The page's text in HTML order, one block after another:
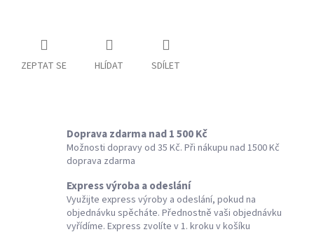
ZEPTAT SE HLÍDAT SDÍLET
Doprava zdarma nad 1 500 Kč
Možnosti dopravy od 35 Kč. Při nákupu nad 1500 Kč
doprava zdarma
Express výroba a odeslání
Využijte express výroby a odeslání, pokud na
objednávku spěcháte. Přednostně vaši objednávku
vyřídíme. Express zvolíte v 1. kroku v košíku